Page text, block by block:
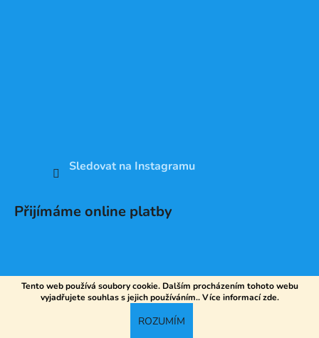
Tento web používá soubory cookie. Dalším procházením tohoto webu
vyjadřujete souhlas s jejich používáním.. Více informacízde.
ROZUMÍM
Sledovat na Instagramu
Přijímáme online platby
Vytvořil Shoptet
DV SPORT. Všechna práva vyhrazena.